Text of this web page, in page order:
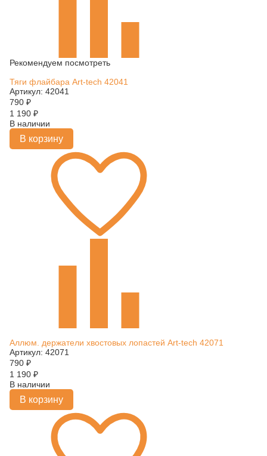
Рекомендуем посмотреть
Тяги флайбара Art-tech 42041
Артикул: 42041
790 ₽
1 190 ₽
В наличии
В корзину
Аллюм. держатели хвостовых лопастей Art-tech 42071
Артикул: 42071
790 ₽
1 190 ₽
В наличии
В корзину